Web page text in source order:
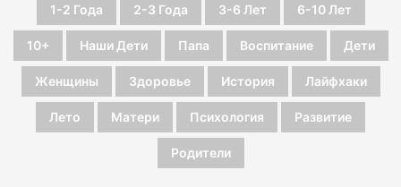
1-2 Года 2-3 Года 3-6 Лет 6-10 Лет
10+ Наши Дети Папа Воспитание Дети
Женщины Здоровье История Лайфхаки
Лето Матери Психология Развитие
Родители